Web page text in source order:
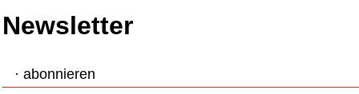
Newsletter
· abonnieren